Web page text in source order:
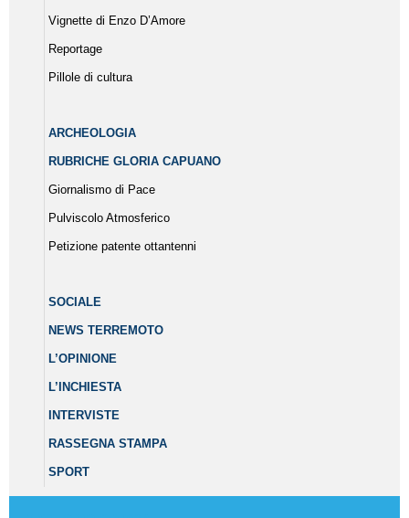
Vignette di Enzo D’Amore
Reportage
Pillole di cultura
ARCHEOLOGIA
RUBRICHE GLORIA CAPUANO
Giornalismo di Pace
Pulviscolo Atmosferico
Petizione patente ottantenni
SOCIALE
NEWS TERREMOTO
L’OPINIONE
L’INCHIESTA
INTERVISTE
RASSEGNA STAMPA
SPORT